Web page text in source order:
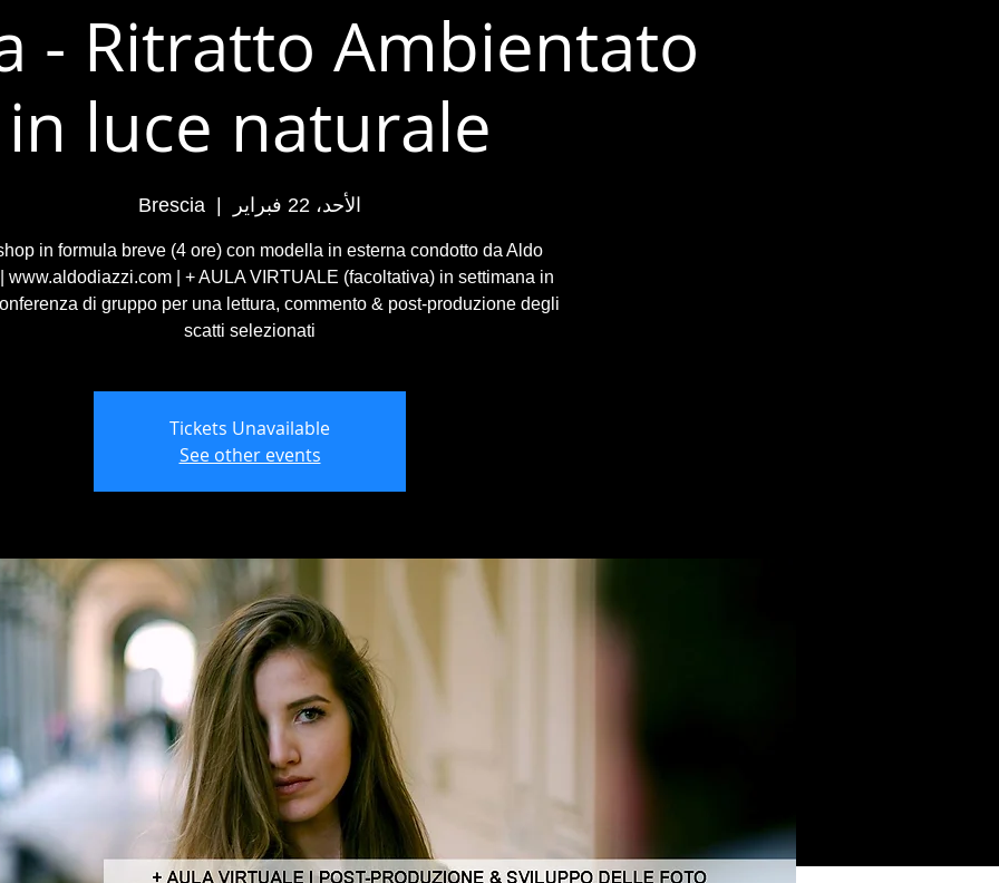
- Ritratto Ambientato
in luce naturale
الأحد، 22 فبراير Brescia
in formula breve (4 ore) con modella in esterna condotto da Aldo
www.aldodiazzi.com | + AULA VIRTUALE (facoltativa) in settimana in
di gruppo per una lettura, commento & post-produzione degli
scatti selezionati
Tickets Unavailable
See other events